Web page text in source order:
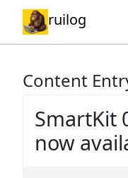
ruilog
Content
SmartKit
now